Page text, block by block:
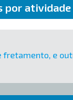
por
e